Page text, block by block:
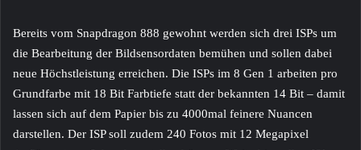
Bereits vom Snapdragon 888 gewohnt werden sich drei ISPs um
die Bearbeitung der Bildsensordaten bemühen und sollen dabei
neue Höchstleistung erreichen. Die ISPs im 8 Gen 1 arbeiten pro
Grundfarbe mit 18 Bit Farbtiefe statt der bekannten 14 Bit – damit
lassen sich auf dem Papier bis zu 4000mal feinere Nuancen
darstellen. Der ISP soll zudem 240 Fotos mit 12 Megapixel